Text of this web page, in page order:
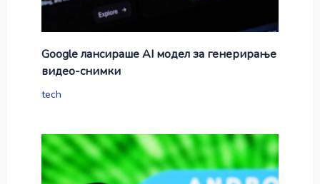
Google лансираше AI модел за генерирање
видео-снимки
tech